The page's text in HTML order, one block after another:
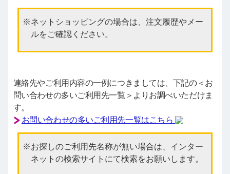
ネットショッピングの場合は、注文履歴やメー
ルをご確認ください。
連絡先やご利用内容の一例につきましては、下記の＜お
問い合わせの多いご利用先一覧＞よりお調べいただけま
す。
お問い合わせの多いご利用先一覧はこちら
お探しのご利用先名称が無い場合は、インター
ネットの検索サイトにて検索をお願いします。